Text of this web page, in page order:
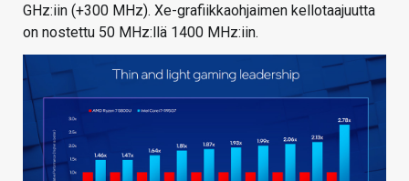
GHz:iin (+300 MHz). Xe-grafiikkaohjaimen kellotaajuutta
on nostettu 50 MHz:llä 1400 MHz:iin.